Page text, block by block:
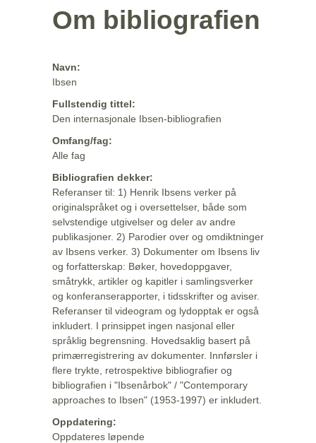
Om bibliografien
Navn:
Ibsen
Fullstendig tittel:
Den internasjonale Ibsen-bibliografien
Omfang/fag:
Alle fag
Bibliografien dekker:
Referanser til: 1) Henrik Ibsens verker på
originalspråket og i oversettelser, både som
selvstendige utgivelser og deler av andre
publikasjoner. 2) Parodier over og omdiktninger
av Ibsens verker. 3) Dokumenter om Ibsens liv
og forfatterskap: Bøker, hovedoppgaver,
småtrykk, artikler og kapitler i samlingsverker
og konferanserapporter, i tidsskrifter og aviser.
Referanser til videogram og lydopptak er også
inkludert. I prinsippet ingen nasjonal eller
språklig begrensning. Hovedsaklig basert på
primærregistrering av dokumenter. Innførsler i
flere trykte, retrospektive bibliografier og
bibliografien i "Ibsenårbok" / "Contemporary
approaches to Ibsen" (1953-1997) er inkludert.
Oppdatering:
Oppdateres løpende